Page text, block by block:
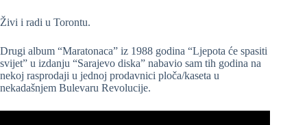
Živi i radi u Torontu.
Drugi album “Maratonaca” iz 1988 godina “Ljepota će spasiti
svijet” u izdanju “Sarajevo diska” nabavio sam tih godina na
nekoj rasprodaji u jednoj prodavnici ploča/kaseta u
nekadašnjem Bulevaru Revolucije.